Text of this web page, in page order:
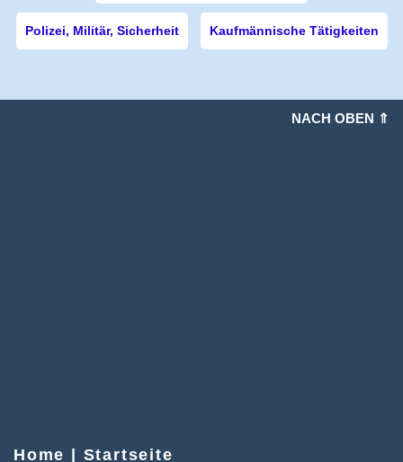
Polizei, Militär, Sicherheit Kaufmännische Tätigkeiten
NACH OBEN ⇑
Home | Startseite